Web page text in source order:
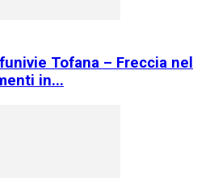
Tofana – Freccia nel
in...